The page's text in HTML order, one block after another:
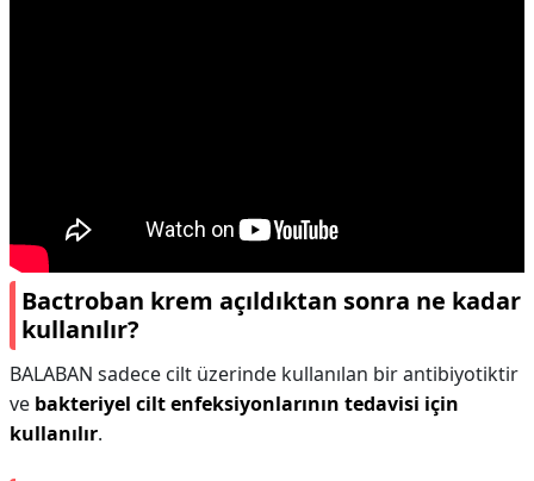
Bactroban krem açıldıktan sonra ne kadar
kullanılır?
BALABAN sadece cilt üzerinde kullanılan bir antibiyotiktir
ve bakteriyel cilt enfeksiyonlarının tedavisi için
kullanılır.